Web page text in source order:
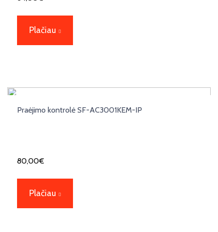
Plačiau
Praėjimo kontrolė SF-AC3001KEM-IP
80,00€
Plačiau